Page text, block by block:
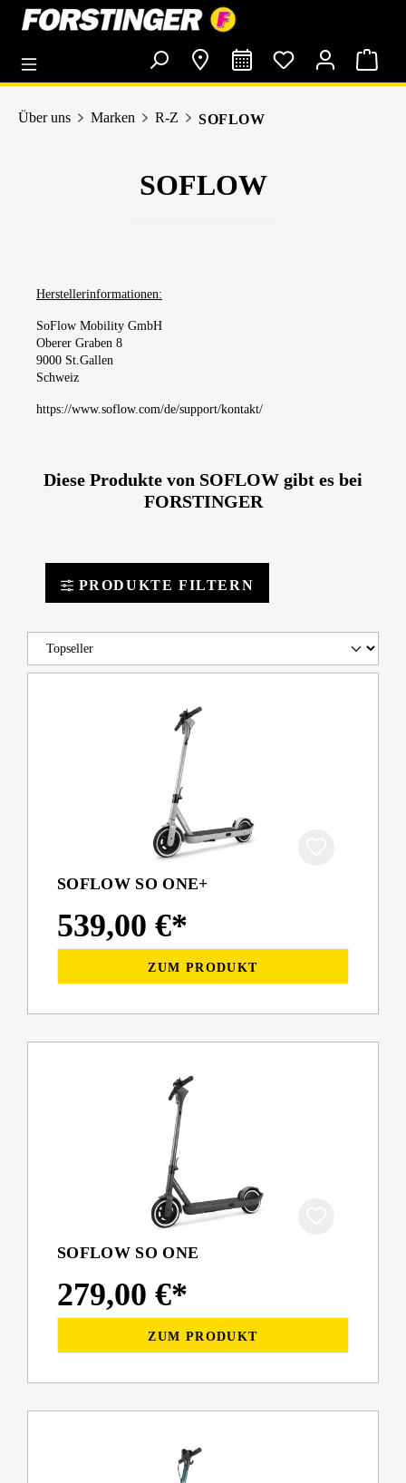
springen
Über uns Marken R-Z SOFLOW
SOFLOW
Herstellerinformationen:
SoFlow Mobility GmbH
Oberer Graben 8
9000 St.Gallen
Schweiz
https://www.soflow.com/de/support/kontakt/
Diese Produkte von SOFLOW gibt es bei
FORSTINGER
PRODUKTE FILTERN
SOFLOW SO ONE+
539,00 €*
ZUM PRODUKT
SOFLOW SO ONE
279,00 €*
ZUM PRODUKT